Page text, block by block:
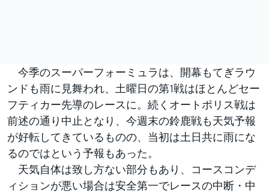
今季のスーパーフォーミュラは、開幕もてぎラウ
ンドも雨に見舞われ、土曜日の第1戦はほとんどセー
フティカー先導のレースに。続くオートポリス戦は
前述の通り中止となり、今週末の鈴鹿戦も天気予報
が好転してきているものの、当初は土日共に雨にな
るのではという予報もあった。
天気自体は致し方ない部分もあり、コースコンデ
ィションが悪い場合は安全第一でレースの中断・中